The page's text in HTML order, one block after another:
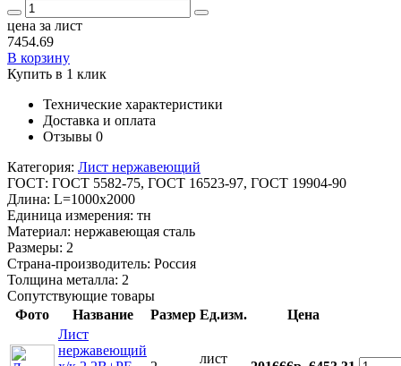
цена за лист
7454.69
В корзину
Купить в 1 клик
Технические характеристики
Доставка и оплата
Отзывы 0
Категория: Лист нержавеющий
ГОСТ: ГОСТ 5582-75, ГОСТ 16523-97, ГОСТ 19904-90
Длина: L=1000x2000
Единица измерения: тн
Материал: нержавеющая сталь
Размеры: 2
Страна-производитель: Россия
Толщина металла: 2
Сопутствующие товары
Фото
Название Размер Ед.изм.
Цена
Лист
нержавеющий
лист